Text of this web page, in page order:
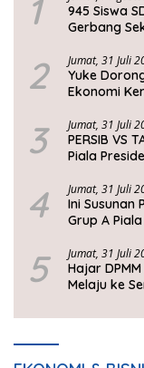
1
945 Siswa
Gerbang
2 Jumat, 31 Juli
Yuke
Ekonomi
3 Jumat, 31 Juli
PERSIB VS
Piala
4 Jumat, 31 Juli
Ini Susunan
Grup A
5 Jumat, 31 Juli
Hajar
Melaju ke